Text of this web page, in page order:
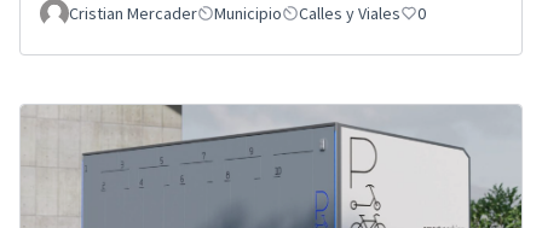
Cristian Mercader Municipio Calles y Viales 0